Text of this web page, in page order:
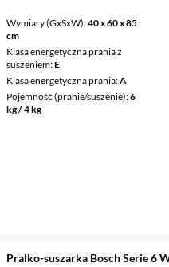
Wymiary (GxSxW) 40 x 60 x 85
cm
Klasa energetyczna prania z
suszeniem E
Klasa energetyczna prania A
Pojemność (pranie/suszenie) 6
kg / 4 kg
Pralko-suszarka Bosch Serie 6